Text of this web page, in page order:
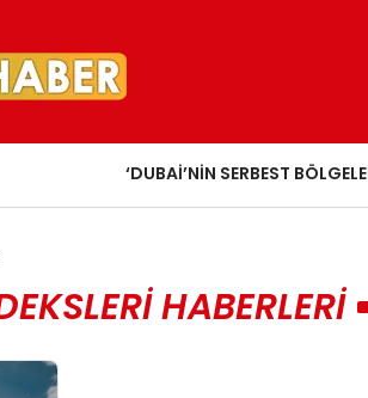
‘DUBAI’NIN SERBEST
HABERLERI